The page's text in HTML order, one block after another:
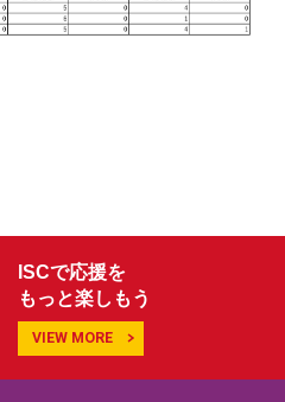
ISCで応援を
もっと楽しもう
VIEW MORE